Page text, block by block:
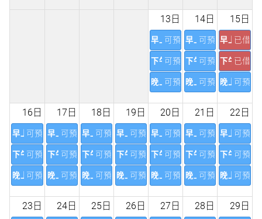
13日
早上可預訂
下午可預訂
晚上可預訂
14日
早上可預訂
下午可預訂
晚上可預訂
15日
早上已借出
下午已借出
晚上可預訂
16日
早上可預訂
下午可預訂
晚上可預訂
17日
早上可預訂
下午可預訂
晚上可預訂
18日
早上可預訂
下午可預訂
晚上可預訂
19日
早上可預訂
下午可預訂
晚上可預訂
20日
早上可預訂
下午可預訂
晚上可預訂
21日
早上可預訂
下午可預訂
晚上可預訂
22日
早上可預訂
下午可預訂
晚上可預訂
23日 24日 25日 26日 27日 28日 29日